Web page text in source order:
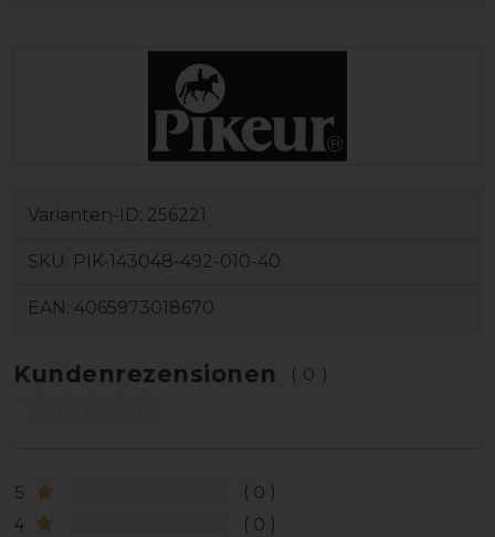
Varianten-ID: 256221
SKU: PIK-143048-492-010-40
EAN: 4065973018670
Kundenrezensionen (0)
5
0
4
0